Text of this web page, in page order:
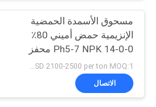
مسحوق الأسمدة الحمضية
الإنزيمية حمض أميني 80٪
Ph5-7 NPK 14-0-0 محفز
حيوي للنبات
الاتصال